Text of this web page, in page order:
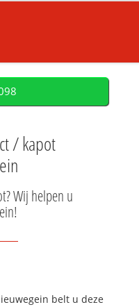
/ kapot
Wij helpen u
belt u deze